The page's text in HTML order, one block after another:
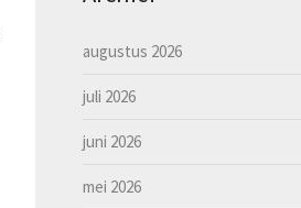
augustus 2026
juli 2026
juni 2026
mei 2026